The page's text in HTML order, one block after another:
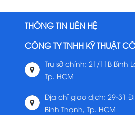
THÔNG TIN LIÊN HỆ
CÔNG TY TNHH KỸ THUẬT
Trụ sở chính: 21/11B Bình
Tp. HCM
Địa chỉ giao dịch: 29-31
Bình Thạnh, Tp. HCM